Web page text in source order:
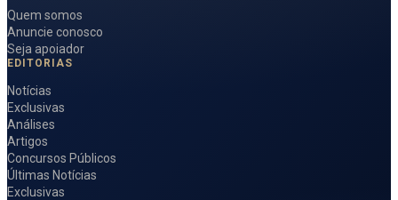
Quem somos
Anuncie conosco
Seja apoiador
EDITORIAS
Notícias
Exclusivas
Análises
Artigos
Concursos Públicos
Últimas Notícias
Exclusivas